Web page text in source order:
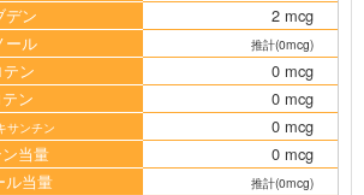
デン
2 mcg
ール
推計(0mcg)
ン
0 mcg
ン
0 mcg
サンチン
0 mcg
当量
0 mcg
ル当量
推計(0mcg)